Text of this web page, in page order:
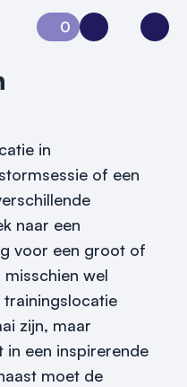
0
Aanvraag 0Inloggen
in
of een
naar een
voor een groot of
misschien wel
trainingslocatie
zijn, maar
in een inspirerende
moet de